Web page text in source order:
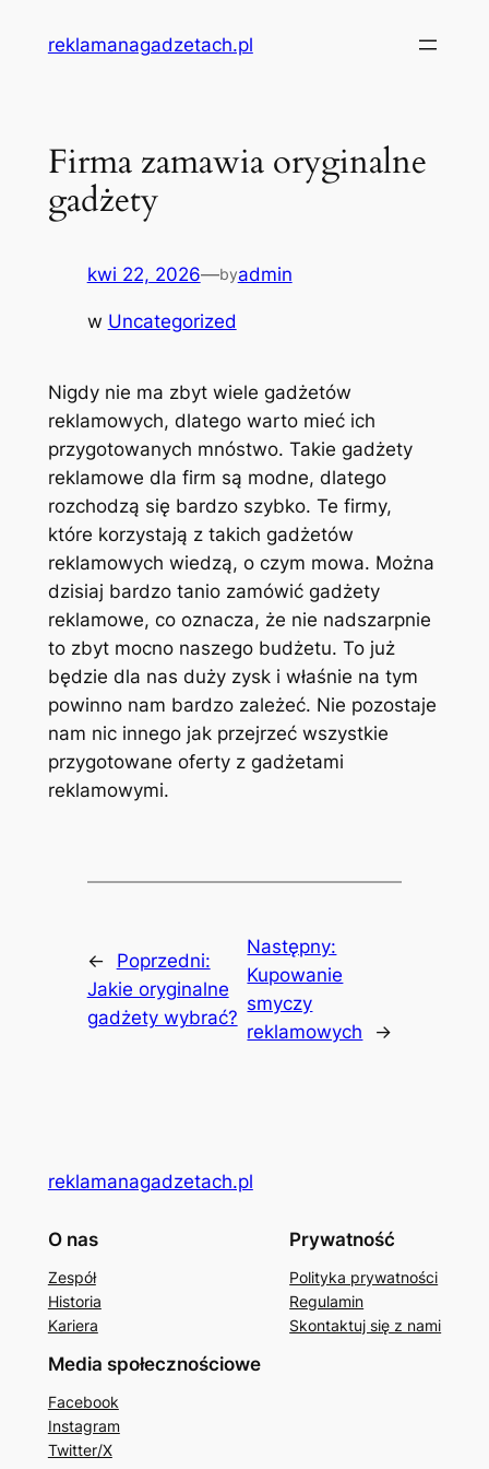
reklamanagadzetach.pl
Firma zamawia oryginalne
gadżety
kwi 22, 2026—byadmin
w Uncategorized
Nigdy nie ma zbyt wiele gadżetów
reklamowych, dlatego warto mieć ich
przygotowanych mnóstwo. Takie gadżety
reklamowe dla firm są modne, dlatego
rozchodzą się bardzo szybko. Te firmy,
które korzystają z takich gadżetów
reklamowych wiedzą, o czym mowa. Można
dzisiaj bardzo tanio zamówić gadżety
reklamowe, co oznacza, że nie nadszarpnie
to zbyt mocno naszego budżetu. To już
będzie dla nas duży zysk i właśnie na tym
powinno nam bardzo zależeć. Nie pozostaje
nam nic innego jak przejrzeć wszystkie
przygotowane oferty z gadżetami
reklamowymi.
←
Poprzedni:
Jakie oryginalne
gadżety wybrać?
Następny:
Kupowanie
smyczy
reklamowych
→
reklamanagadzetach.pl
O nas
Zespół
Historia
Kariera
Prywatność
Polityka prywatności
Regulamin
Skontaktuj się z nami
Media społecznościowe
Facebook
Instagram
Twitter/X